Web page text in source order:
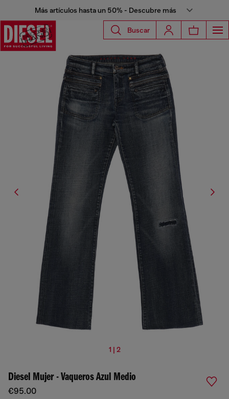
Más artículos hasta un 50% - Descubre más
Buscar
1 | 2
Diesel Mujer - Vaqueros Azul Medio
€95.00